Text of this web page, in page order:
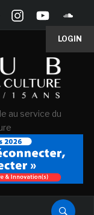
LOGIN
au service du